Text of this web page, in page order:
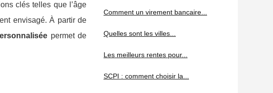
clés telles que l’âge
envisagé. À partir de
permet de
Comment un virement bancaire...
Quelles sont les villes...
Les meilleurs rentes pour...
SCPI : comment choisir la...